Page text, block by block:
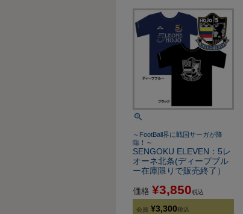
～FootBall界に戦国サーガが降
臨！～
SENGOKU ELEVEN：5レ
オーネ北条(ディープブル
ー在庫限りで販売終了）
価格 ¥3,850税込
会員 ¥3,300税込